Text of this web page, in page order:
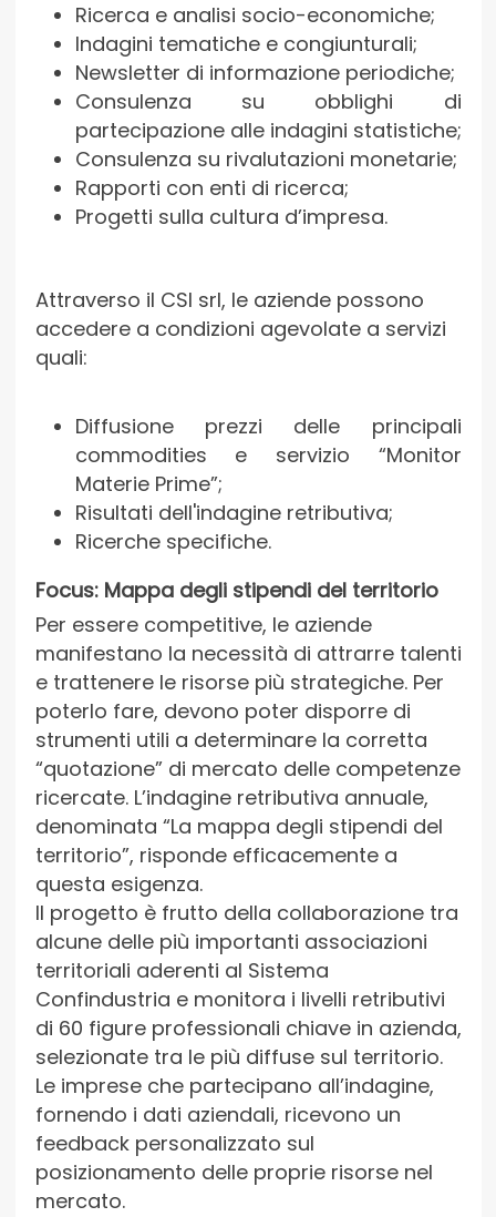
Ricerca e analisi socio-economiche;
Indagini tematiche e congiunturali;
Newsletter di informazione periodiche;
Consulenza su obblighi di
partecipazione alle indagini statistiche;
Consulenza su rivalutazioni monetarie;
Rapporti con enti di ricerca;
Progetti sulla cultura d’impresa.
Attraverso il CSI srl, le aziende possono
accedere a condizioni agevolate a servizi
quali:
Diffusione prezzi delle principali
commodities e servizio “Monitor
Materie Prime”;
Risultati dell'indagine retributiva;
Ricerche specifiche.
Focus: Mappa degli stipendi del territorio
Per essere competitive, le aziende
manifestano la necessità di attrarre talenti
e trattenere le risorse più strategiche. Per
poterlo fare, devono poter disporre di
strumenti utili a determinare la corretta
“quotazione” di mercato delle competenze
ricercate. L’indagine retributiva annuale,
denominata “La mappa degli stipendi del
territorio”, risponde efficacemente a
questa esigenza.
Il progetto è frutto della collaborazione tra
alcune delle più importanti associazioni
territoriali aderenti al Sistema
Confindustria e monitora i livelli retributivi
di 60 figure professionali chiave in azienda,
selezionate tra le più diffuse sul territorio.
Le imprese che partecipano all’indagine,
fornendo i dati aziendali, ricevono un
feedback personalizzato sul
posizionamento delle proprie risorse nel
mercato.